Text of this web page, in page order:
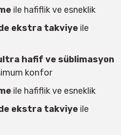
ile hafiflik ve esneklik
ekstra takviye ile
hafif ve süblimasyon
konfor
ile hafiflik ve esneklik
ekstra takviye ile